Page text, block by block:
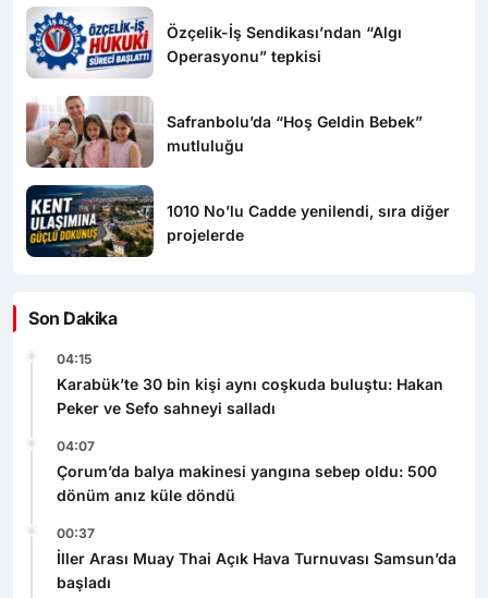
Özçelik-İş Sendikası’ndan “Algı
Operasyonu” tepkisi
Safranbolu’da “Hoş Geldin Bebek”
mutluluğu
1010 No’lu Cadde yenilendi, sıra diğer
projelerde
Son Dakika
04:15
Karabük’te 30 bin kişi aynı coşkuda buluştu: Hakan
Peker ve Sefo sahneyi salladı
04:07
Çorum’da balya makinesi yangına sebep oldu: 500
dönüm anız küle döndü
00:37
İller Arası Muay Thai Açık Hava Turnuvası Samsun’da
başladı